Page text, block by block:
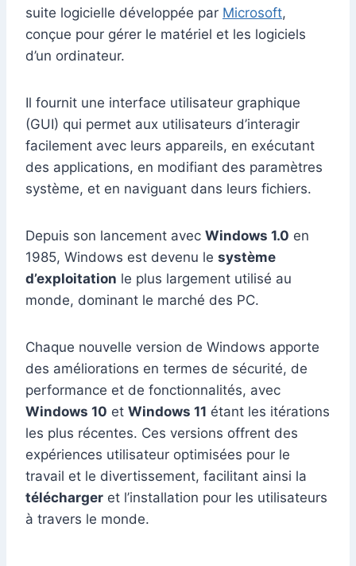
suite logicielle développée par Microsoft,
conçue pour gérer le matériel et les logiciels
d’un ordinateur.
Il fournit une interface utilisateur graphique
(GUI) qui permet aux utilisateurs d’interagir
facilement avec leurs appareils, en exécutant
des applications, en modifiant des paramètres
système, et en naviguant dans leurs fichiers.
Depuis son lancement avec Windows 1.0 en
1985, Windows est devenu le système
d’exploitation le plus largement utilisé au
monde, dominant le marché des PC.
Chaque nouvelle version de Windows apporte
des améliorations en termes de sécurité, de
performance et de fonctionnalités, avec
Windows 10 et Windows 11 étant les itérations
les plus récentes. Ces versions offrent des
expériences utilisateur optimisées pour le
travail et le divertissement, facilitant ainsi la
télécharger et l’installation pour les utilisateurs
à travers le monde.